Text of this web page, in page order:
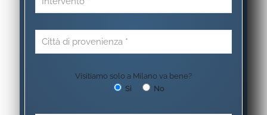
Visitiamo solo a Milano va bene?
Si
No